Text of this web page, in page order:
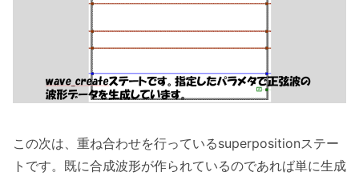
この次は、重ね合わせを行っているsuperpositionステー
トです。既に合成波形が作られているのであれば単に生成